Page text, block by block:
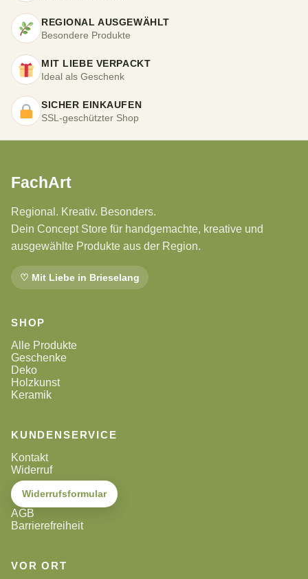
REGIONAL AUSGEWÄHLT
Besondere Produkte
MIT LIEBE VERPACKT
Ideal als Geschenk
SICHER EINKAUFEN
SSL-geschützter Shop
FachArt
Regional. Kreativ. Besonders.
Dein Concept Store für handgemachte, kreative und
ausgewählte Produkte aus der Region.
♡ Mit Liebe in Brieselang
SHOP
Alle Produkte
Geschenke
Deko
Holzkunst
Keramik
KUNDENSERVICE
Kontakt
Widerruf
Widerrufsformular
AGB
Barrierefreiheit
VOR ORT